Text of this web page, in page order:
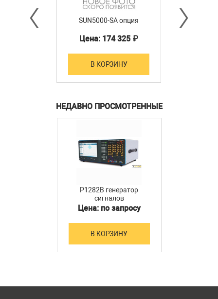
SUN5000-SA опция
Цена: 174 325 ₽
В КОРЗИНУ
НЕДАВНО ПРОСМОТРЕННЫЕ
P1282B генератор
сигналов
Цена: по запросу
В КОРЗИНУ